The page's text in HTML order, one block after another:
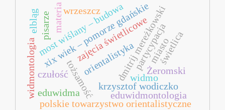
dmitrij mereżkowski
tożsamość
polskie towarzystwo orientalistyczne
orientalistyka
xix wiek – pomorze gdańskie
most wiślany – budowapartycypacja
miasto
materia
krzysztof wodiczko
eduwidmontologia
widmontologiaeduwidma
widmo
zajęcia świetlicowe
pisarze
Żeromski
elbląg
czułość
świetlica
wrzeszcz